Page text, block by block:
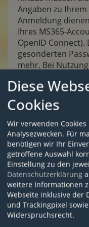
Angaben zu
Anmeldung
Ihres MS365-
OpenID
gesonderten
mehr. Bei
Corporation
Informationen
(3) Mit der Nutzung
Sie, dass Sie Ihre
unautorisiertem
Ihnen eine
Zugangsdaten
Ihre Daten
sind Sie
benachrichtigen.
Dritte übertragbar.
Diese
Cookies
Wir verwenden
Analysezwecken. Für
benötigen wir Ihr
getroffene Auswahl
Einstellung zu den
Datenschutzerklärung
weitere Informationen
Webseite inklusive der
und Trackingpixel
Widerspruchsrecht.